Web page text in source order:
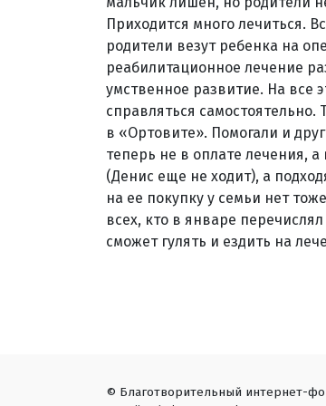
Приходится много лечиться.
родители везут ребенка на
реабилитационное лечение
умственное развитие. На все
справляться самостоятельно.
в «Ортовите». Помогали и
теперь не в оплате лечения,
(Денис еще не ходит), а
на ее покупку у семьи нет
всех, кто в январе
сможет гулять и ездить на
© Благотворительный интернет-